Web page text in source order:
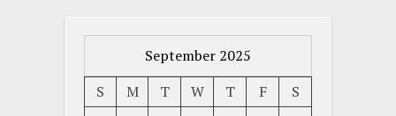
September 2025
S
M T W T F
S